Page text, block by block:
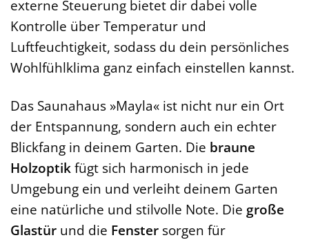
externe Steuerung bietet dir dabei volle
Kontrolle über Temperatur und
Luftfeuchtigkeit, sodass du dein persönliches
Wohlfühlklima ganz einfach einstellen kannst.
Das Saunahaus »Mayla« ist nicht nur ein Ort
der Entspannung, sondern auch ein echter
Blickfang in deinem Garten. Die braune
Holzoptikfügt sich harmonisch in jede
Umgebung ein und verleiht deinem Garten
eine natürliche und stilvolle Note. Die große
Glastür und die Fenster sorgen für